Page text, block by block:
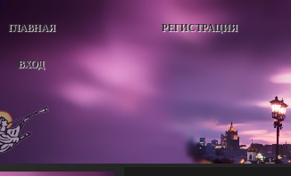
ГЛАВНАЯ РЕГИСТРАЦИЯ
ВХОД